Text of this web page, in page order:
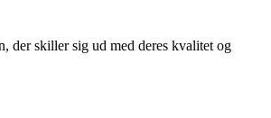
der skiller sig ud med deres kvalitet og